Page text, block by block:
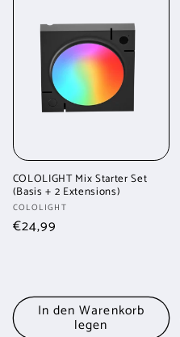
COLOLIGHT Mix Starter Set
(Basis + 2 Extensions)
Anbieter:
COLOLIGHT
Normaler
€24,99
In den Warenkorb
legen